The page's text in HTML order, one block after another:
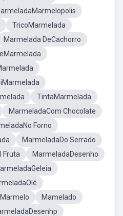
TricoMarmelada
Marmelada DeCachorro
TintaMarmelada
MarmeladaCom Chocolate
Forno
MarmeladaDo Serrado
Fruta
MarmeladaDesenho
Mamelado